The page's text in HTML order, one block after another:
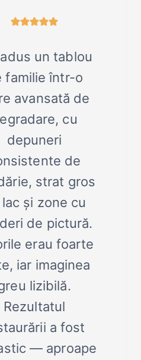
un tablou
familie într-o
avansată de
cu
depuneri
de
strat gros
și zone cu
de pictură.
erau foarte
iar imaginea
lizibilă.
Rezultatul
a fost
— aproape